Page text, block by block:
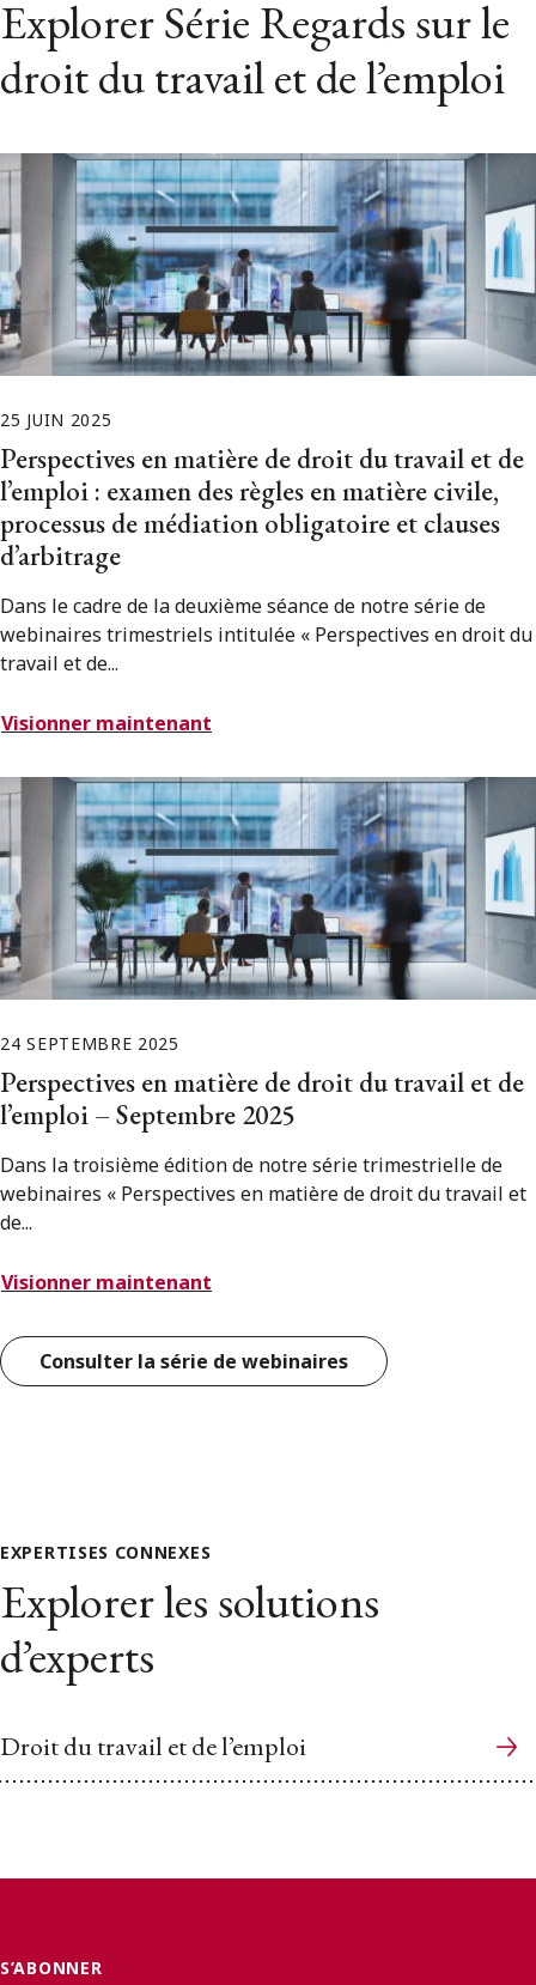
Explorer Série Regards sur le
droit du travail et de l’emploi
25 JUIN 2025
Perspectives en matière de droit du travail et de
l’emploi : examen des règles en matière civile,
processus de médiation obligatoire et clauses
d’arbitrage
Dans le cadre de la deuxième séance de notre série de
webinaires trimestriels intitulée « Perspectives en droit du
travail et de...
Visionner maintenant
24 SEPTEMBRE 2025
Perspectives en matière de droit du travail et de
l’emploi – Septembre 2025
Dans la troisième édition de notre série trimestrielle de
webinaires « Perspectives en matière de droit du travail et
de...
Visionner maintenant
Consulter la série de webinaires
EXPERTISES CONNEXES
Explorer les solutions
d’experts
Droit du travail et de l’emploi
S’ABONNER